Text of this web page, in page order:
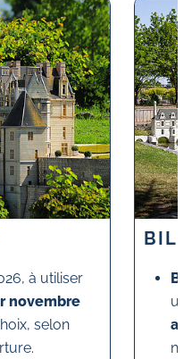
à utiliser
novembre
selon